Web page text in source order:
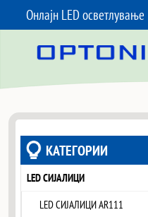
Онлајн LED осветлување
КАТЕГОРИИ
LED СИЈАЛИЦИ
LED СИЈАЛИЦИ AR111